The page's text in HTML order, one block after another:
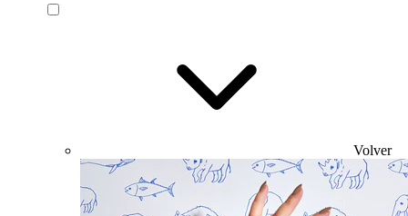
Volver